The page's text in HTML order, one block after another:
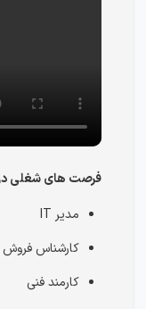
فرصت های شغلی
مدیر IT
کارشناس فروش
کارمند فنی